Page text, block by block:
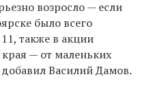
возросло — если
было всего
также в акции
— от маленьких
Василий Дамов.